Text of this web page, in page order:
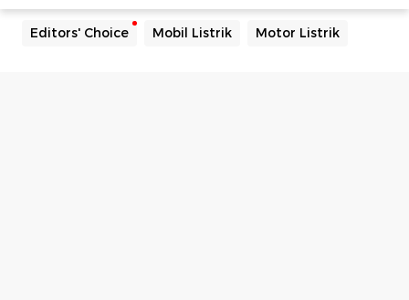
Editors' Choice Mobil Listrik Motor Listrik